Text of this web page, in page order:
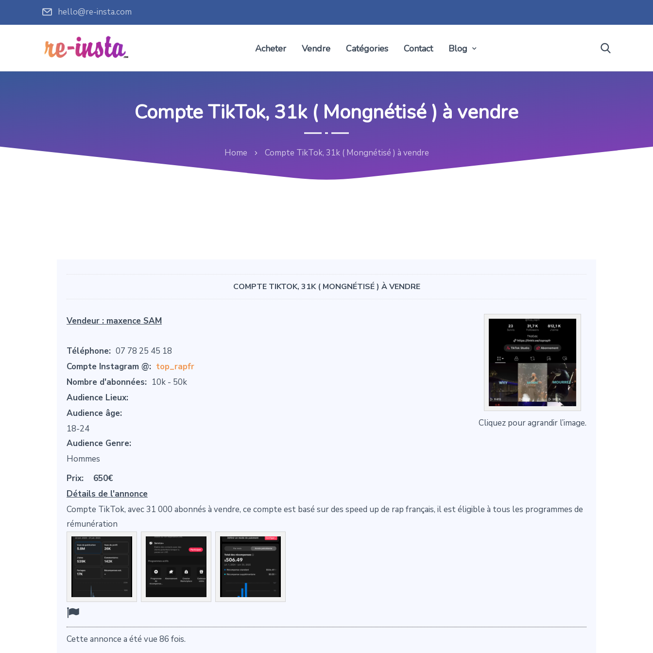
hello@re-insta.com
Acheter Vendre Catégories Contact Blog
Compte TikTok, 31k ( Mongnétisé ) à vendre
Home Compte TikTok, 31k ( Mongnétisé ) à vendre
COMPTE TIKTOK, 31K ( MONGNÉTISÉ ) À VENDRE
Cliquez pour agrandir l’image.
Vendeur : maxence SAM
Téléphone: 07 78 25 45 18
Compte Instagram @: top_rapfr
Nombre d'abonnées: 10k - 50k
Audience Lieux:
Audience âge:
18-24
Audience Genre:
Hommes
Prix:
650€
Détails de l'annonce
Compte TikTok, avec 31 000 abonnés à vendre, ce compte est basé sur des speed up de rap français, il est éligible à tous les programmes de
rémunération
Cette annonce a été vue 86 fois.